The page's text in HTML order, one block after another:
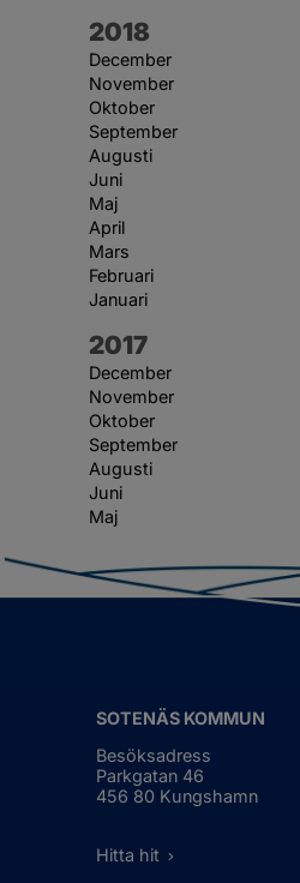
År:
2018
December
November
Oktober
September
Augusti
Juni
Maj
April
Mars
Februari
Januari
År:
2017
December
November
Oktober
September
Augusti
Juni
Maj
SOTENÄS KOMMUN
Besöksadress
Parkgatan 46
456 80 Kungshamn
Hitta hit